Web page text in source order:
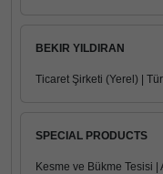
BEKIR YILDIRAN
Ticaret Şirketi (Yerel) |
SPECIAL PRODUCTS
Kesme ve Bükme Tesisi |